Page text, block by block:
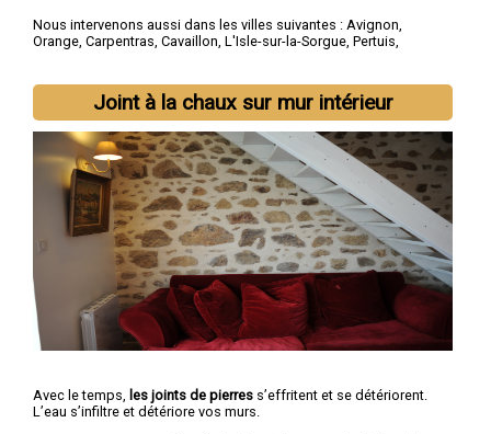
Nous intervenons aussi dans les villes suivantes : Avignon,
Orange, Carpentras, Cavaillon, L'Isle-sur-la-Sorgue, Pertuis,
Joint à la chaux sur mur intérieur
Avec le temps, les joints de pierres s’effritent et se détériorent.
L’eau s’infiltre et détériore vos murs.